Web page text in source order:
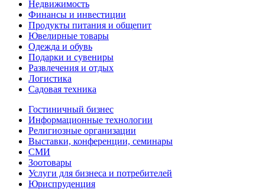
Недвижимость
Финансы и инвестиции
Продукты питания и общепит
Ювелирные товары
Одежда и обувь
Подарки и сувениры
Развлечения и отдых
Логистика
Садовая техника
Гостиничный бизнес
Информационные технологии
Религиозные организации
Выставки, конференции, семинары
СМИ
Зоотовары
Услуги для бизнеса и потребителей
Юриспруденция